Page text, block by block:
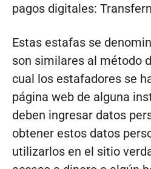
pagos digitales:
Estas estafas se
son similares al método
cual los estafadores se
página web de alguna
deben ingresar datos
obtener estos datos
utilizarlos en el sitio